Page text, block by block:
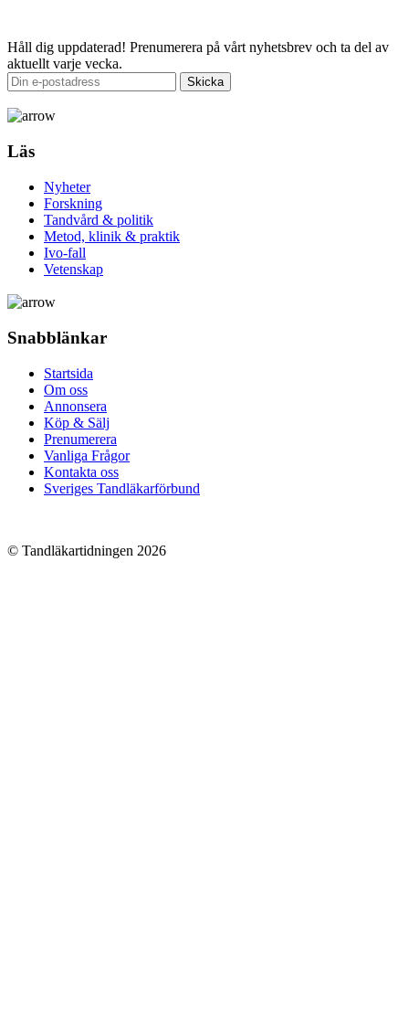
Håll dig uppdaterad! Prenumerera på vårt nyhetsbrev och ta del av
aktuellt varje vecka.
Läs
Nyheter
Forskning
Tandvård & politik
Metod, klinik & praktik
Ivo-fall
Vetenskap
Snabblänkar
Startsida
Om oss
Annonsera
Köp & Sälj
Prenumerera
Vanliga Frågor
Kontakta oss
Sveriges Tandläkarförbund
© Tandläkartidningen 2026